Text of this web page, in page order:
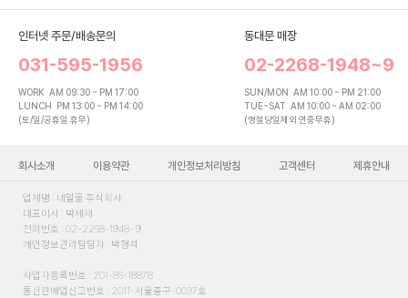
인터넷 주문/배송문의
031-595-1956
WORK AM 09:30 ~ PM 17:00
LUNCH PM 13:00 ~ PM 14:00
(토/일/공휴일 휴무)
동대문 매장
02-2268-1948~9
SUN/MON AM 10:00 ~ PM 21:00
TUE~SAT AM 10:00 ~ AM 02:00
(명절당일제외 연중무휴)
회사소개 이용약관 개인정보처리방침 고객센터 제휴안내
업체명 : 네일몰 주식회사
대표이사 : 박세재
전화번호 : 02-2268-1948~9
개인정보관리담당자 : 박형석
사업자등록번호 : 201-86-18878
통신판매업신고번호 : 2011-서울중구-0037호